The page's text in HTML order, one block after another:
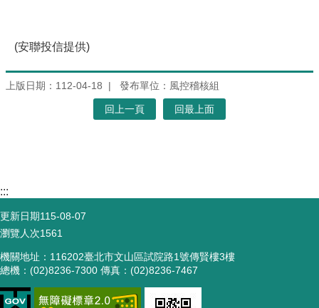
(安聯投信提供)
上版日期：112-04-18 發布單位：風控稽核組
回上一頁 回最上面
:::
更新日期115-08-07
瀏覽人次1561
機關地址：116202臺北市文山區試院路1號傳賢樓3樓
總機：(02)8236-7300 傳真：(02)8236-7467